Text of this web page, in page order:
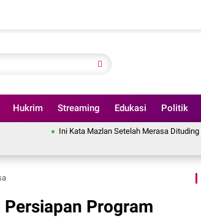
Hukrim Streaming Edukasi Politik
Ini Kata Mazlan Setelah Merasa Dituding Pindahkan
Program